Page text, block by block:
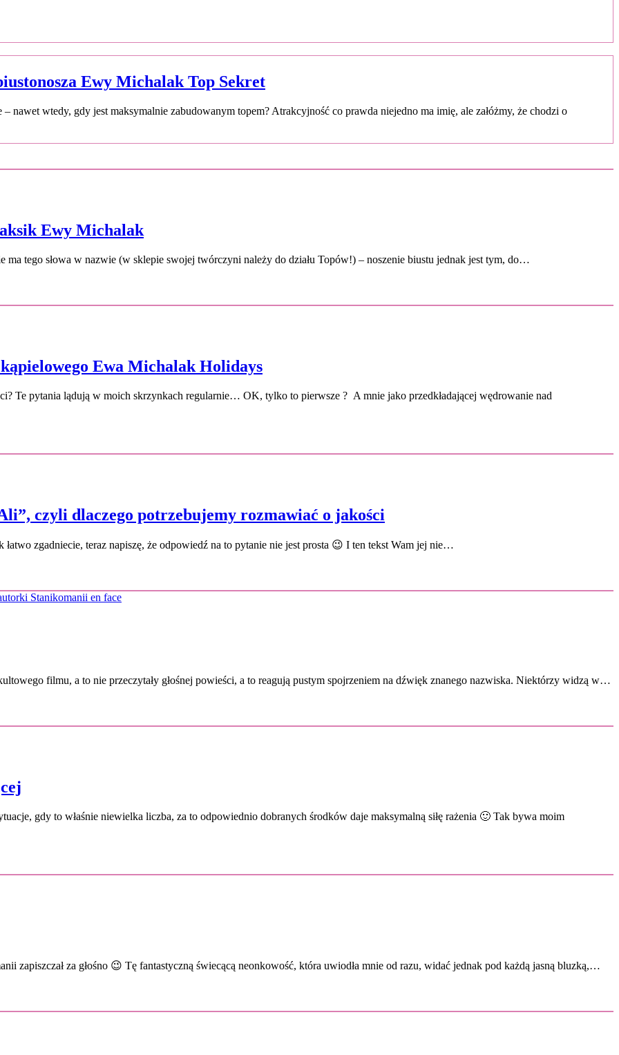
Ewy Michalak Top Sekret
nawet wtedy, gdy jest maksymalnie zabudowanym topem? Atrakcyjność co prawda niejedno ma imię, ale załóżmy, że chodzi o
Ewy Michalak
tego słowa w nazwie (w sklepie swojej twórczyni należy do działu Topów!) – noszenie biustu jednak jest tym, do…
Ewa Michalak Holidays
Te pytania lądują w moich skrzynkach regularnie… OK, tylko to pierwsze ? A mnie jako przedkładającej wędrowanie nad
czyli dlaczego potrzebujemy rozmawiać o jakości
zgadniecie, teraz napiszę, że odpowiedź na to pytanie nie jest prosta 😉 I ten tekst Wam jej nie…
filmu, a to nie przeczytały głośnej powieści, a to reagują pustym spojrzeniem na dźwięk znanego nazwiska. Niektórzy widzą w…
gdy to właśnie niewielka liczba, za to odpowiednio dobranych środków daje maksymalną siłę rażenia 🙂 Tak bywa moim
zapiszczał za głośno 😉 Tę fantastyczną świecącą neonkowość, która uwiodła mnie od razu, widać jednak pod każdą jasną bluzką,…